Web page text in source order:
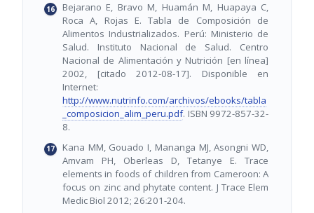
Bejarano E, Bravo M, Huamán M, Huapaya C,
Roca A, Rojas E. Tabla de Composición de
Alimentos Industrializados. Perú: Ministerio de
Salud. Instituto Nacional de Salud. Centro
Nacional de Alimentación y Nutrición [en línea]
2002, [citado 2012-08-17]. Disponible en
Internet:
http://www.nutrinfo.com/archivos/ebooks/tabla
_composicion_alim_peru.pdf. ISBN 9972-857-32-
8.
Kana MM, Gouado I, Mananga MJ, Asongni WD,
Amvam PH, Oberleas D, Tetanye E. Trace
elements in foods of children from Cameroon: A
focus on zinc and phytate content. J Trace Elem
Medic Biol 2012; 26:201-204.